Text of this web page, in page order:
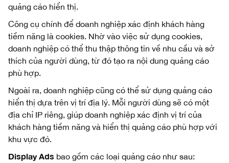
quảng cáo hiển thị.
Công cụ chính để doanh nghiệp xác định khách hàng
tiềm năng là cookies. Nhờ vào việc sử dụng cookies,
doanh nghiệp có thể thu thập thông tin về nhu cầu và sở
thích của người dùng, từ đó tạo ra nội dung quảng cáo
phù hợp.
Ngoài ra, doanh nghiệp cũng có thể sử dụng quảng cáo
hiển thị dựa trên vị trí địa lý. Mỗi người dùng sẽ có một
địa chỉ IP riêng, giúp doanh nghiệp xác định vị trí của
khách hàng tiềm năng và hiển thị quảng cáo phù hợp với
khu vực đó.
Display Ads bao gồm các loại quảng cáo như sau: